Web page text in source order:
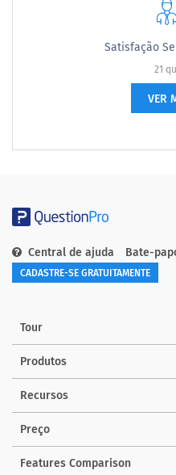
Satisfação
21
VER
Central de ajuda Bate-
CADASTRE-SE GRATUITAMENTE
Tour
Produtos
Recursos
Preço
Features Comparison